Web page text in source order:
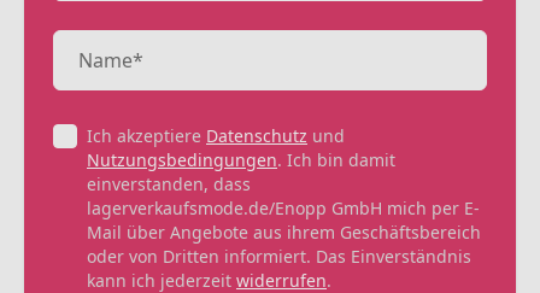
Ich akzeptiere Datenschutz und
Nutzungsbedingungen. Ich bin damit
einverstanden, dass
lagerverkaufsmode.de/Enopp GmbH mich per E-
Mail über Angebote aus ihrem Geschäftsbereich
oder von Dritten informiert. Das Einverständnis
kann ich jederzeit widerrufen.